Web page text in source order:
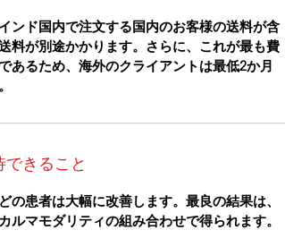
ンド国内で注文する国内のお客様の送料が含
料が別途かかります。さらに、これが最も費
あるため、海外のクライアントは最低2か月
きること
の患者は大幅に改善します。最良の結果は、
ルマモダリティの組み合わせで得られます。